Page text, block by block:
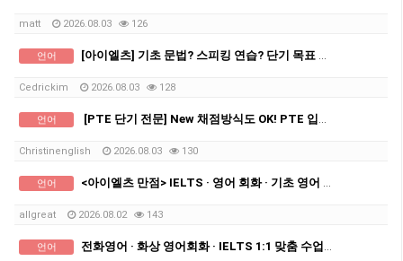
matt 2026.08.03 126
언어 [아이엘츠] 기초 문법? 스피킹 연습? 단기 목표 달성? 모두 다 있습니다!
Cedrickim 2026.08.03 128
언어 [PTE 단기 전문] New 채점방식도 OK! PTE 입문 전문! 2회 완성 쪽집게 과외! 쉽고, 빠르고, 확실하게!
Christinenglish 2026.08.03 130
언어 <아이엘츠 만점> IELTS · 영어 회화 · 기초 영어 · 비즈니스 영어 전문 과외
allgreat 2026.08.02 143
언어 전화영어 · 화상 영어회화 · IELTS 1:1 맞춤 수업 (무료 체험 진행)